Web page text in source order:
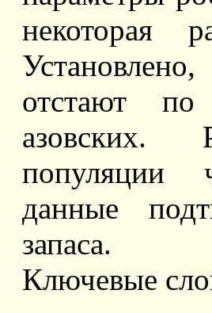
некоторая
отстают по
азовских.
популяции
данные
запаса.
Ключевые